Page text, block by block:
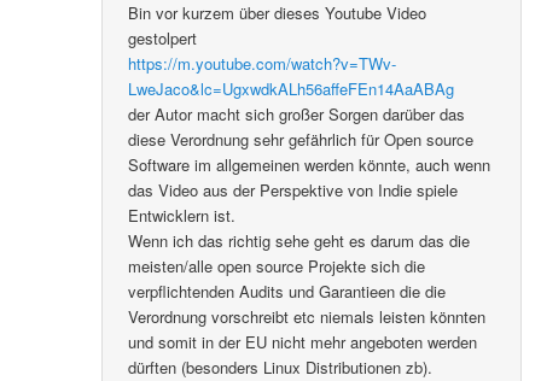
Bin vor kurzem über dieses Youtube Video
gestolpert
https://m.youtube.com/watch?v=TWv-
LweJaco&lc=UgxwdkALh56affeFEn14AaABAg
der Autor macht sich großer Sorgen darüber das
diese Verordnung sehr gefährlich für Open source
Software im allgemeinen werden könnte, auch wenn
das Video aus der Perspektive von Indie spiele
Entwicklern ist.
Wenn ich das richtig sehe geht es darum das die
meisten/alle open source Projekte sich die
verpflichtenden Audits und Garantieen die die
Verordnung vorschreibt etc niemals leisten könnten
und somit in der EU nicht mehr angeboten werden
dürften (besonders Linux Distributionen zb).